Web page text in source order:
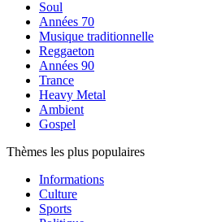
Soul
Années 70
Musique traditionnelle
Reggaeton
Années 90
Trance
Heavy Metal
Ambient
Gospel
Thèmes les plus populaires
Informations
Culture
Sports